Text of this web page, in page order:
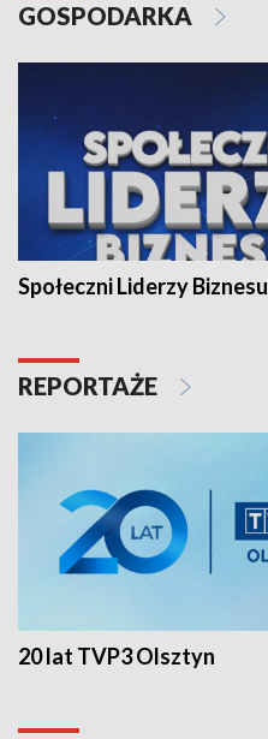
GOSPODARKA
Społeczni Liderzy Biznesu
REPORTAŻE
20 lat TVP3 Olsztyn